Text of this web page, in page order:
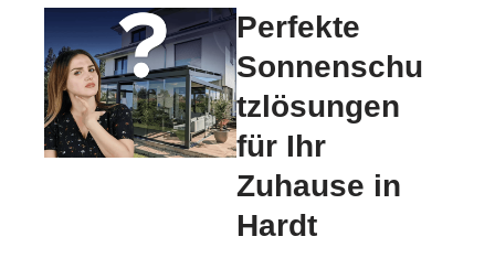
Perfekte
Sonnenschu
tzlösungen
für Ihr
Zuhause in
Hardt